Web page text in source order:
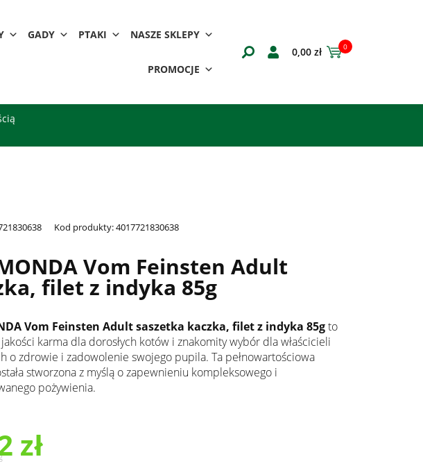
GADY PTAKI NASZE SKLEPY
PROMOCJE
0,00 zł 0
Kod produkty:4017721830638
Vom Feinsten Adult
filet z indyka 85g
Vom Feinsten Adult saszetka kaczka, filet z indyka 85gto
karma dla dorosłych kotów i znakomity wybór dla właścicieli
o zdrowie i zadowolenie swojego pupila. Ta pełnowartościowa
stworzona z myślą o zapewnieniu kompleksowego i
pożywienia.
zł